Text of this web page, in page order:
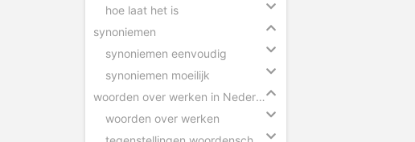
hoe laat het is
synoniemen
synoniemen eenvoudig
synoniemen moeilijk
woorden over werken in Nederland
woorden over werken